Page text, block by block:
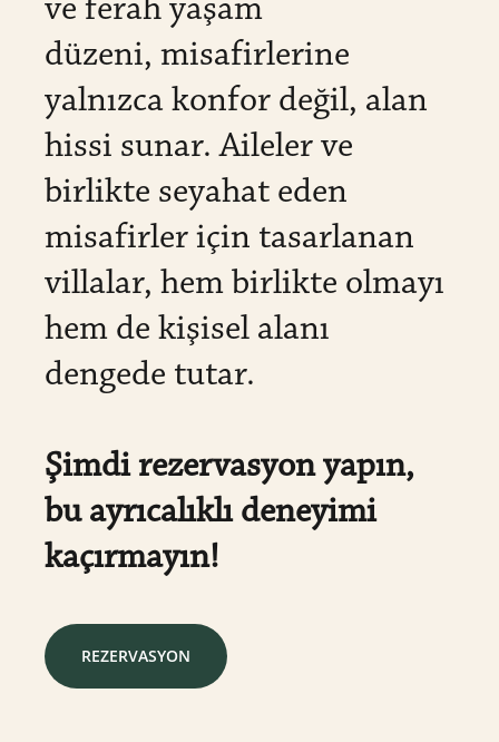
düzeni, misafirlerine
yalnızca konfor değil, alan
hissi sunar. Aileler ve
birlikte seyahat eden
misafirler için tasarlanan
villalar, hem birlikte olmayı
hem de kişisel alanı
dengede tutar.
Şimdi rezervasyon yapın,
bu ayrıcalıklı deneyimi
kaçırmayın!
REZERVASYON